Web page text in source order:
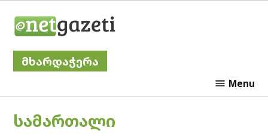
მხარდაჭერა
Menu
POSTED
ᲡᲐᲛᲐᲠᲗᲐᲚᲘ